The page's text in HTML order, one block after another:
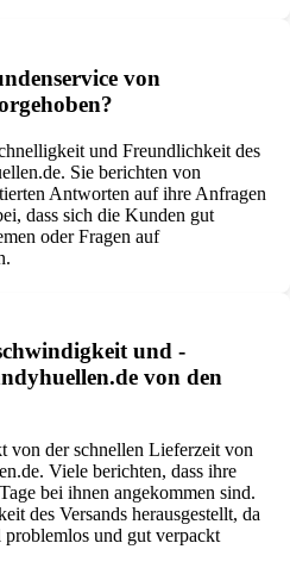
von
und Freundlichkeit des
Sie berichten von
Antworten auf ihre Anfragen
dass sich die Kunden gut
oder Fragen auf
und -
von den
von der schnellen Lieferzeit von
Viele berichten, dass ihre
bei ihnen angekommen sind.
des Versands herausgestellt, da
und gut verpackt